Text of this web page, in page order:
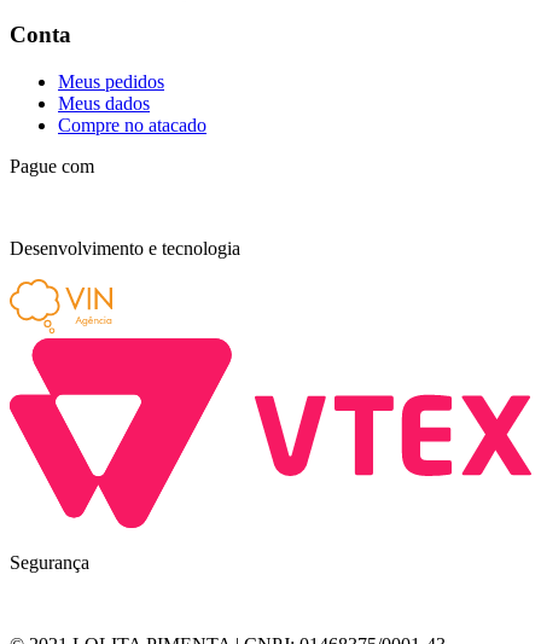
Conta
Meus pedidos
Meus dados
Compre no atacado
Pague com
Desenvolvimento e tecnologia
Segurança